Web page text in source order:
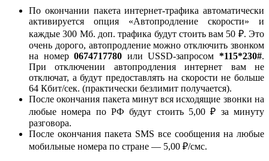
По окончании пакета интернет-трафика автоматически
активируется опция «Автопродление скорости» и
каждые 300 Мб. доп. трафика будут стоить вам 50 ₽. Это
очень дорого, автопродление можно отключить звонком
на номер0674717780 или USSD-запросом*115*230#.
При отключении автопродления интернет вам не
отключат, а будут предоставлять на скорости не больше
64 Кбит/сек. (практически безлимит получается).
После окончания пакета минут вся исходящие звонки на
любые номера по РФ будут стоить 5,00 ₽ за минуту
разговора.
После окончания пакета SMS все сообщения на любые
мобильные номера по стране — 5,00 ₽/смс.